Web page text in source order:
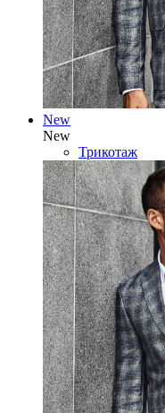
New
New
Трикотаж